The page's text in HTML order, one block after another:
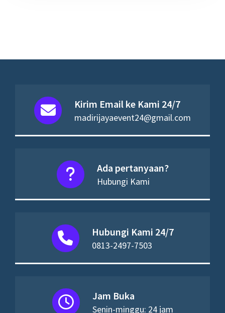
Kirim Email ke Kami 24/7
madirijayaevent24@gmail.com
Ada pertanyaan?
Hubungi Kami
Hubungi Kami 24/7
0813-2497-7503
Jam Buka
Senin-minggu: 24 jam